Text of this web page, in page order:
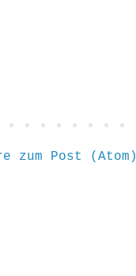
zum Post (Atom)